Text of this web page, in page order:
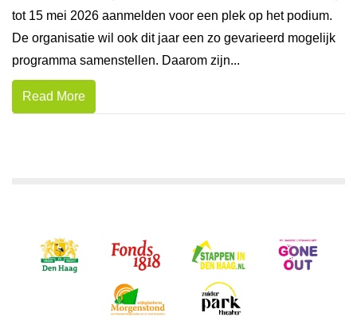
tot 15 mei 2026 aanmelden voor een plek op het podium.
De organisatie wil ook dit jaar een zo gevarieerd mogelijk
programma samenstellen. Daarom zijn...
Read More